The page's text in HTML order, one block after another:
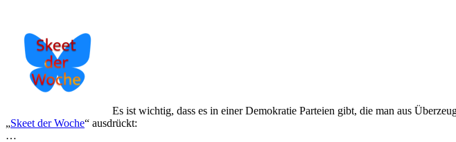
Es ist wichtig, dass es in einer Demokratie Parteien gibt, die man aus
„Skeet der Woche“ ausdrückt:
…